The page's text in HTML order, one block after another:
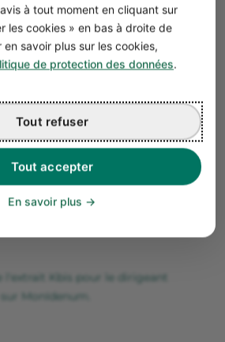
à tout moment en cliquant sur
les cookies » en bas à droite de
savoir plus sur les cookies,
de protection des données.
Tout accepter
Tout refuser
En savoir plus
telle requête, lecoût du Kbis
de l’extrait Kbis
Tarif
(2026)
au greffe 2,44 €
électronique
3,06 €
(Infogreffe)
4,00 €
l'extrait Kbis pour le dirigeant
MonIdenum.